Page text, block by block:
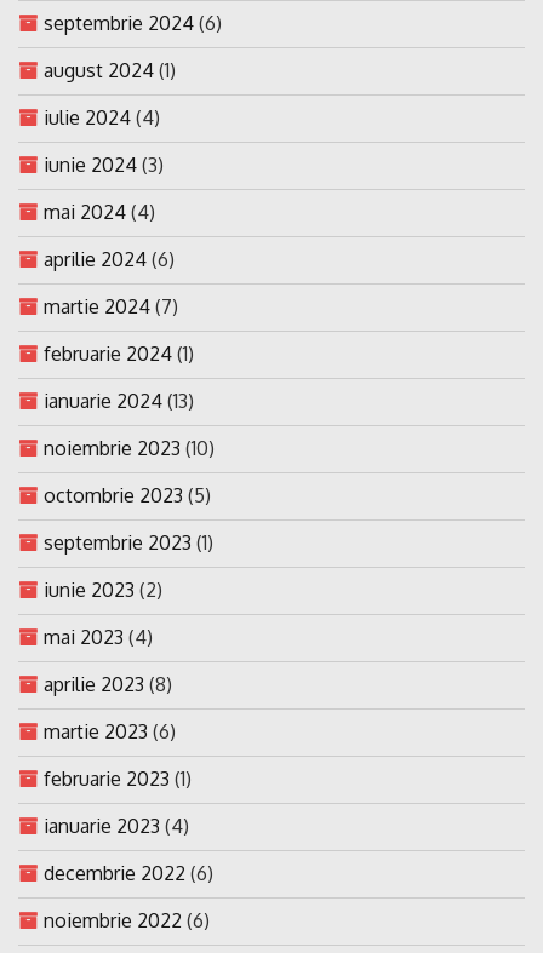
septembrie 2024 (6)
august 2024 (1)
iulie 2024 (4)
iunie 2024 (3)
mai 2024 (4)
aprilie 2024 (6)
martie 2024 (7)
februarie 2024 (1)
ianuarie 2024 (13)
noiembrie 2023 (10)
octombrie 2023 (5)
septembrie 2023 (1)
iunie 2023 (2)
mai 2023 (4)
aprilie 2023 (8)
martie 2023 (6)
februarie 2023 (1)
ianuarie 2023 (4)
decembrie 2022 (6)
noiembrie 2022 (6)